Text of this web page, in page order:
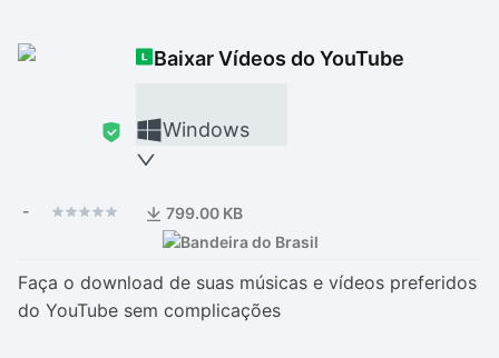
Baixar Vídeos do YouTube
Windows
- 799.00 KB
Faça o download de suas músicas e vídeos preferidos
do YouTube sem complicações